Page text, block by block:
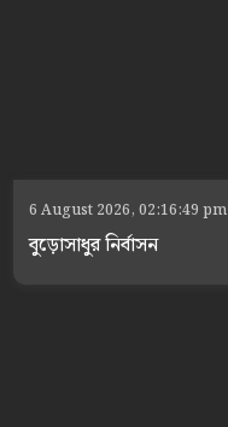
6 August 2026, 02:16:49 pm
বুড়োসাধুর নির্বাসন